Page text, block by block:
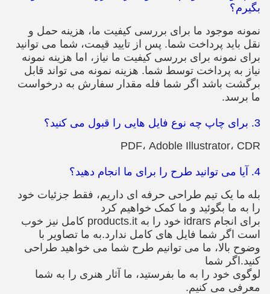
بگیرم؟
نمونه موجود ما برای بررسی کیفیت ما، هزینه حمل و
نقل باید پرداخت شما. پس از تایید قیمت، شما می توانید
برای نمونه برای بررسی کیفیت ما نیاز، اما هزینه نمونه
نیاز به پرداخت توسط شما. هزینه نمونه می تواند قابل
برگشت باشد اگر شما فله مقدار سفارش به درخواست
ما برسد.
3. برای چاپ چه نوع فایل هایی را قبول می کنید؟
PDF، Adoble Illustrator، CDR
4. آیا می توانید طرح را برای ما انجام دهید؟
بله ما یک تیم طراحی حرفه ای داریم، فقط جزئیات خود
را به ما بگوئید و ما کمک خواهیم کرد
برای انجام idrars خود را به products.it کامل نیز خوب
است اگر شما فایل های کامل ندارد.به ما تصاویر با
وضوح بالا، ما می توانیم طرح شما می خواهید طراحی
کنید.اگر شما
لوگوی خود را به ما بفرستید، ما آثار هنری را به شما
معرفی می کنیم.